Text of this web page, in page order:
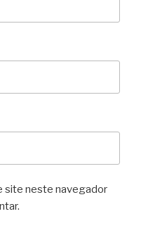
site neste navegador